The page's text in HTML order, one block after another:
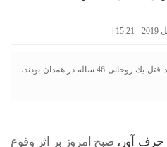
برخی از شاهدان عینی كه امروز شاهد قتل يك روحانی 46 ساله در همدان بودند،
حرف آور، صبح امروز بر اثر وقوع